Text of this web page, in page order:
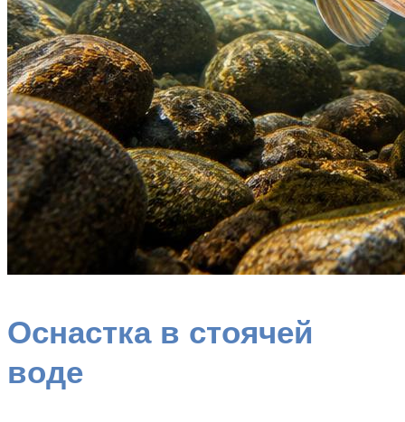
Оснастка в стоячей
воде